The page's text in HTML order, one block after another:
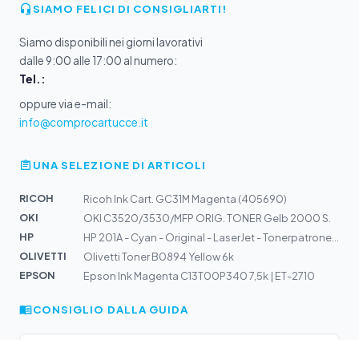
SIAMO FELICI DI CONSIGLIARTI!
Siamo disponibili nei giorni lavorativi
dalle 9:00 alle 17:00 al numero:
Tel.:
oppure via e-mail:
info@comprocartucce.it
UNA SELEZIONE DI ARTICOLI
RICOH
Ricoh Ink Cart. GC31M Magenta (405690)
OKI
OKI C3520/3530/MFP ORIG. TONER Gelb 2000 S.
HP
OLIVETTI
Olivetti Toner B0894 Yellow 6k
EPSON
Epson Ink Magenta C13T00P340 7,5k | ET-2710
CONSIGLIO DALLA GUIDA